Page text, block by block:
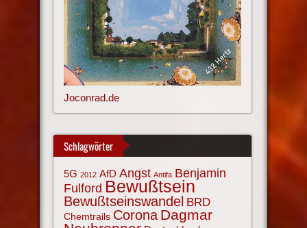
Joconrad.de
Schlagwörter
5G 2012 AfD Angst Antifa Benjamin
Fulford Bewußtsein
Bewußtseinswandel BRD
Chemtrails Corona Dagmar